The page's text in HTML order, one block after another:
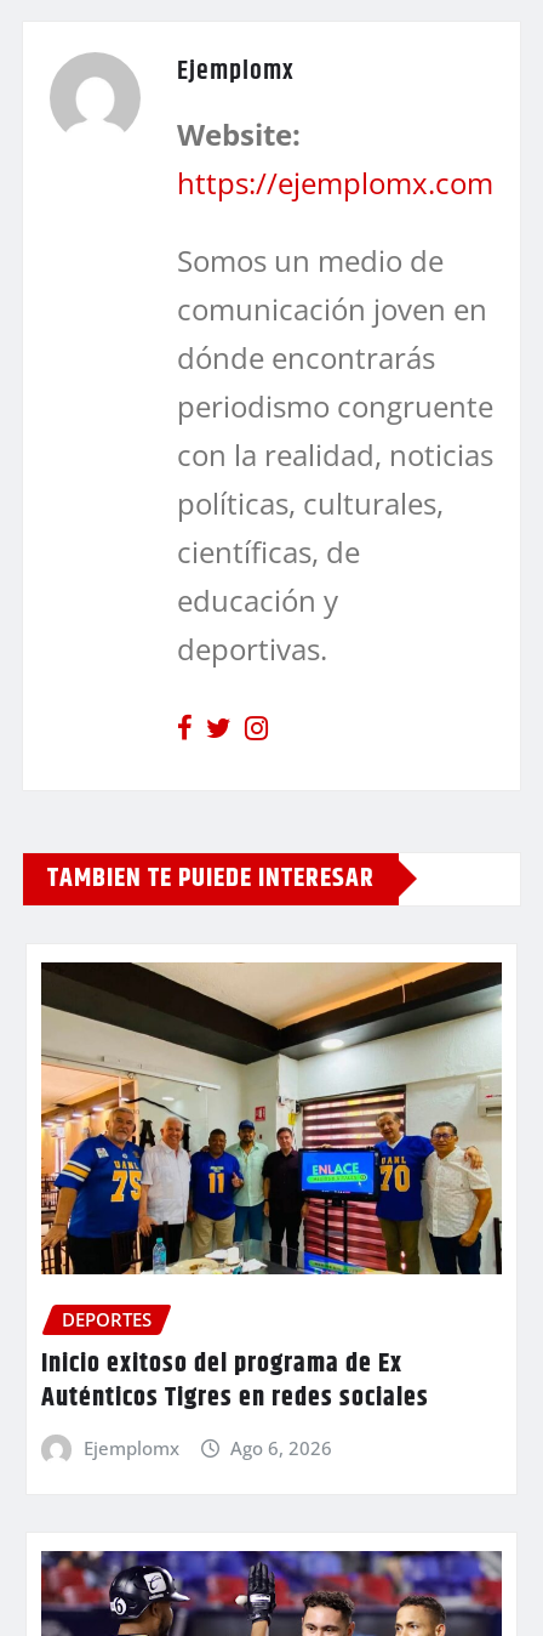
Ejemplomx
Website:
https://ejemplomx.com
Somos un medio de
comunicación joven en
dónde encontrarás
periodismo congruente
con la realidad, noticias
políticas, culturales,
científicas, de
educación y
deportivas.
TAMBIEN TE PUIEDE INTERESAR
DEPORTES
Inicio exitoso del programa de Ex
Auténticos Tigres en redes sociales
Ejemplomx Ago 6, 2026